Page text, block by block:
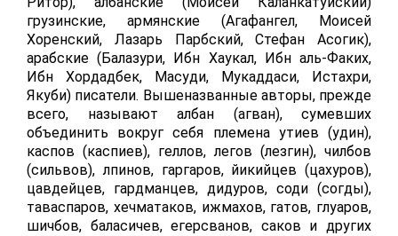
грузинские, армянские (Агафангел, Моисей
Хоренский, Лазарь Парбский, Стефан Асогик),
арабские (Балазури, Ибн Хаукал, Ибн аль-Факих,
Ибн Хордадбек, Масуди, Мукаддаси, Истахри,
Якуби) писатели. Вышеназванные авторы, прежде
всего, называют албан (агван), сумевших
объединить вокруг себя племена утиев (удин),
каспов (каспиев), геллов, легов (лезгин), чилбов
(сильвов), лпинов, гаргаров, йикийцев (цахуров),
цавдейцев, гардманцев, дидуров, соди (согды),
таваспаров, хечматаков, ижмахов, гатов, глуаров,
шичбов, баласичев, егерсванов, саков и других